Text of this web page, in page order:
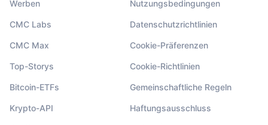
Werben
CMC Labs
CMC Max
Top-Storys
Bitcoin-ETFs
Krypto-API
Nutzungsbedingungen
Datenschutzrichtlinien
Cookie-Präferenzen
Cookie-Richtlinien
Gemeinschaftliche Regeln
Haftungsausschluss